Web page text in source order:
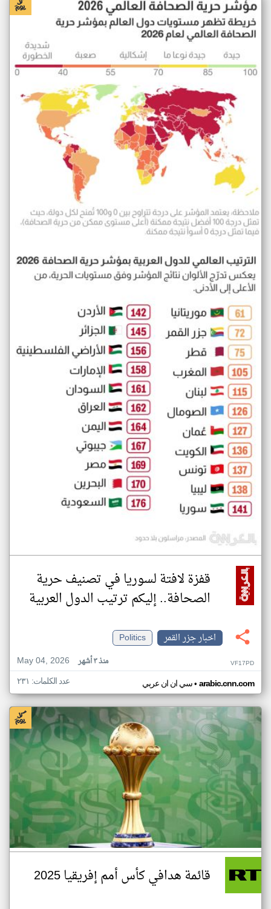
قفزة لافتة لسوريا في تصنيف حرية
الصحافة.. إليكم ترتيب الدول العربية
اخبار جزر القمر
Politics
May 04, 2026
منذ ٣ أشهر VF17PD
سي ان ان عربي• arabic.cnn.com عدد الكلمات: ٢٣١
قائمة هدافي كأس أمم إفريقيا 2025